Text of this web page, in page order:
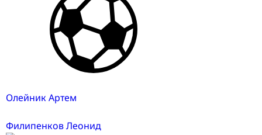
Олейник Артем
Филипенков Леонид